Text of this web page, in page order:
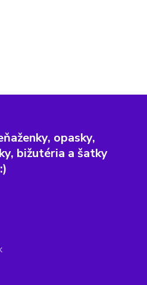
opasky,
bižutéria a šatky